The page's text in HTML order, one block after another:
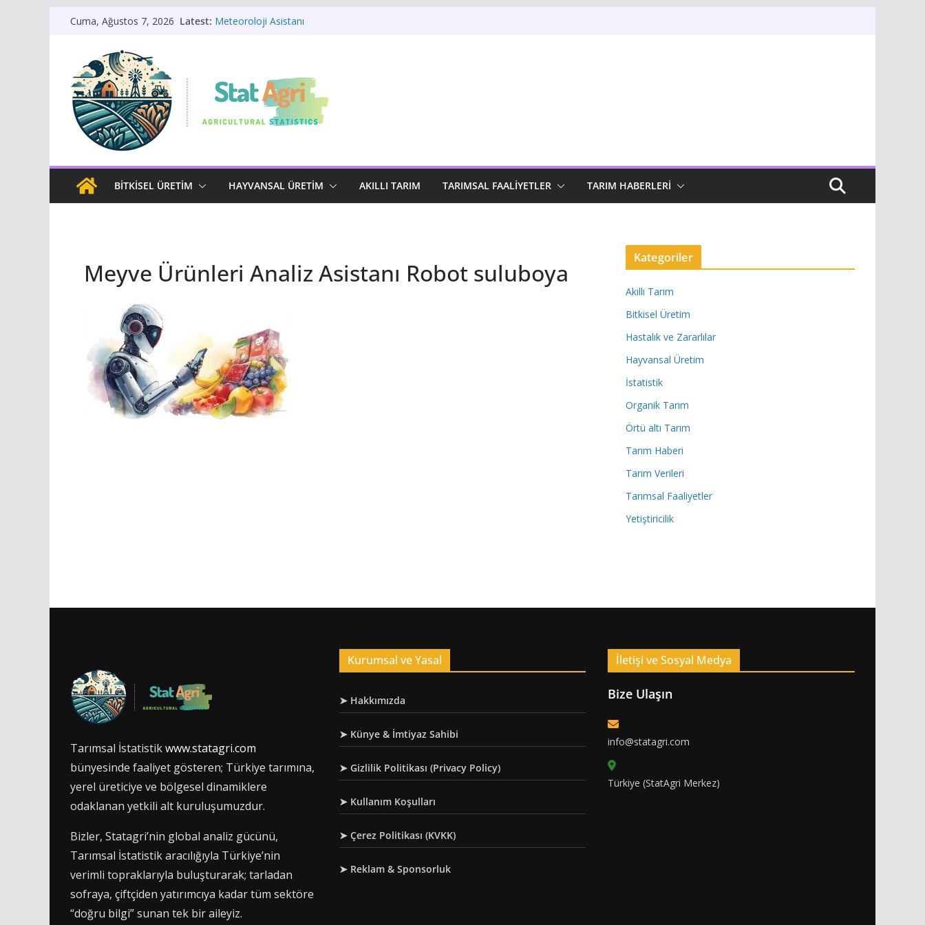
Cuma, Ağustos 7, 2026 Latest:
Sulama Sistemi Seçim Asistanı
Meteoroloji Asistanı
BITKISEL ÜRETIM HAYVANSAL ÜRETIM AKILLI TARIM TARIMSAL FAALIYETLER TARIM HABERLERI
Meyve Ürünleri Analiz Asistanı Robot suluboya
Kategoriler
Akıllı Tarım
Bitkisel Üretim
Hastalık ve Zararlılar
Hayvansal Üretim
İstatistik
Organik Tarım
Örtü altı Tarım
Tarım Haberi
Tarım Verileri
Tarımsal Faaliyetler
Yetiştiricilik
Tarımsal İstatistikwww.statagri.com
bünyesinde faaliyet gösteren; Türkiye tarımına,
yerel üreticiye ve bölgesel dinamiklere
odaklanan yetkili alt kuruluşumuzdur.
Bizler, Statagri’nin global analiz gücünü,
Tarımsal İstatistik aracılığıyla Türkiye’nin
verimli topraklarıyla buluşturarak; tarladan
sofraya, çiftçiden yatırımcıya kadar tüm sektöre
“doğru bilgi” sunan tek bir aileyiz.
Kurumsal ve Yasal
➤ Hakkımızda
➤ Künye & İmtiyaz Sahibi
➤ Gizlilik Politikası (Privacy Policy)
➤ Kullanım Koşulları
➤ Çerez Politikası (KVKK)
➤ Reklam & Sponsorluk
İletişi ve Sosyal Medya
Bize Ulaşın
info@statagri.com
Türkiye (StatAgri Merkez)